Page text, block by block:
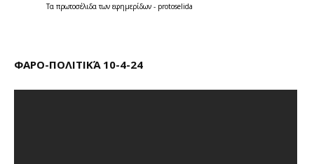
Τα πρωτοσέλιδατων εφημερίδων - protoselida
ΦΑΡΟ-ΠΟΛΙΤΙΚΆ 10-4-24